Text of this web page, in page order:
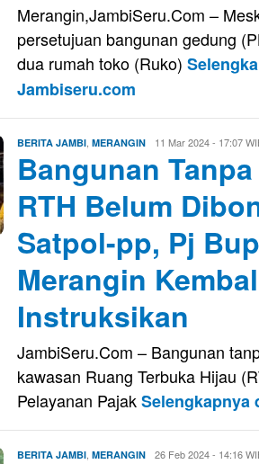
Merangin,JambiSeru.Com –
persetujuan bangunan gedung
dua rumah toko (Ruko)
Jambiseru.com
BERITA JAMBI MERANGIN Edo
Guntara
11 Mar 2024 - 17:07
Bangunan
RTH Belum
Satpol-pp, Pj
Merangin
Instruksikan
JambiSeru.Com – Bangunan
kawasan Ruang Terbuka Hijau
Pelayanan PajakSelengkapnya
BERITA JAMBI MERANGIN Edo
26 Feb 2024 - 14:16